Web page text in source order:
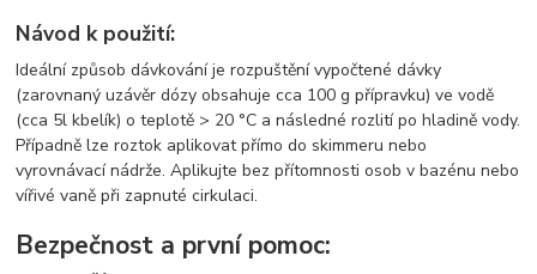
Návod k použití:
Ideální způsob dávkování je rozpuštění vypočtené dávky
(zarovnaný uzávěr dózy obsahuje cca 100 g přípravku) ve vodě
(cca 5l kbelík) o teplotě > 20 °C a následné rozlití po hladině vody.
Případně lze roztok aplikovat přímo do skimmeru nebo
vyrovnávací nádrže. Aplikujte bez přítomnosti osob v bazénu nebo
vířivé vaně při zapnuté cirkulaci.
Bezpečnost a první pomoc: